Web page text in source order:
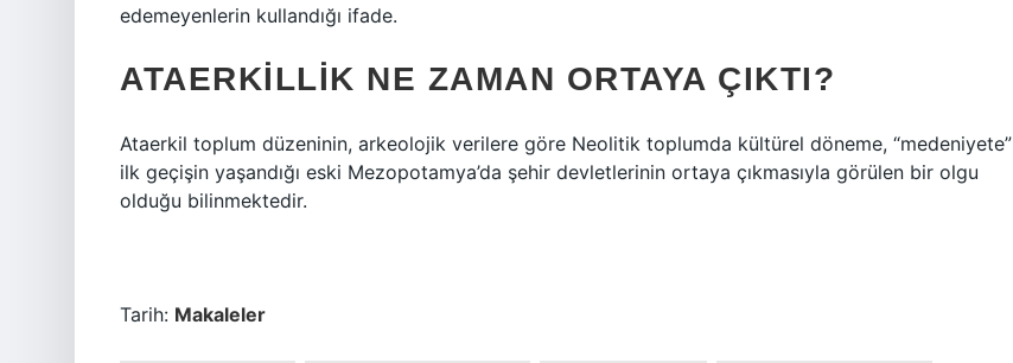
edemeyenlerin kullandığı ifade.
ATAERKILLIK NE ZAMAN ORTAYA ÇIKTI?
Ataerkil toplum düzeninin, arkeolojik verilere göre Neolitik toplumda kültürel döneme, “medeniyete”
ilk geçişin yaşandığı eski Mezopotamya’da şehir devletlerinin ortaya çıkmasıyla görülen bir olgu
olduğu bilinmektedir.
Tarih: Makaleler